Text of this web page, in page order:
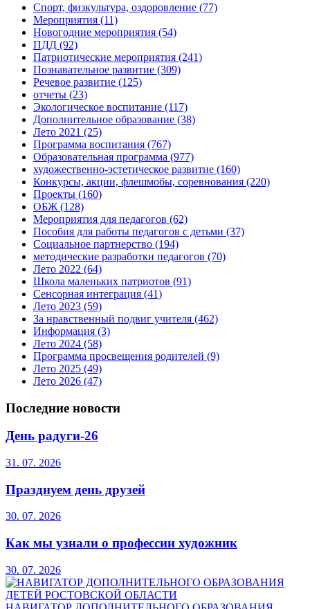
Спорт, физкультура, оздоровление (77)
Мероприятия (11)
Новогодние мероприятия (54)
ПДД (92)
Патриотические мероприятия (241)
Познавательное развитие (309)
Речевое развитие (125)
отчеты (23)
Экологическое воспитание (117)
Дополнительное образование (38)
Лето 2021 (25)
Программа воспитания (767)
Образовательная программа (977)
художественно-эстетическое развитие (160)
Конкурсы, акции, флешмобы, соревнования (220)
Проекты (160)
ОБЖ (128)
Мероприятия для педагогов (62)
Пособия для работы педагогов с детьми (37)
Социальное партнерство (194)
методические разработки педагогов (70)
Лето 2022 (64)
Школа маленьких патриотов (91)
Сенсорная интеграция (41)
Лето 2023 (59)
За нравственный подвиг учителя (462)
Информация (3)
Лето 2024 (58)
Программа просвещения родителей (9)
Лето 2025 (49)
Лето 2026 (47)
Последние новости
День радуги-26
31. 07. 2026
Празднуем день друзей
30. 07. 2026
Как мы узнали о профессии художник
30. 07. 2026